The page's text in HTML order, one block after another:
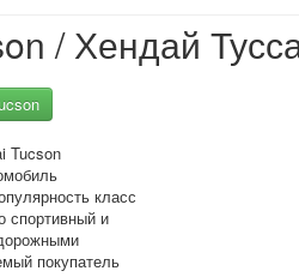
/ Хендай
Tucson
класс
спортивный и
покупатель